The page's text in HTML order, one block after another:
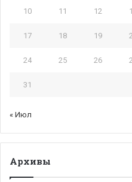
10 11 12
17 18 19
24 25 26
31
« Июл
Архивы